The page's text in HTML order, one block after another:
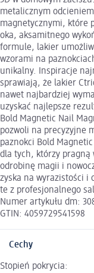
metalicznym
magnetycznymi, które
oka, aksamitnego
formule, lakier
wzorami na
unikalny. Inspiracje
sprawiają, że lakier
nawet najbardziej
uzyskać najlepsze
Bold Magnetic Nail
pozwoli na precyzyjne
paznokci Bold
dla tych, którzy pragną
odrobinę magii i
zyska na wyrazistości i
te z profesjonalnego
Numer artykułu dm:
GTIN: 4059729541598
Cechy
Stopień pokrycia: